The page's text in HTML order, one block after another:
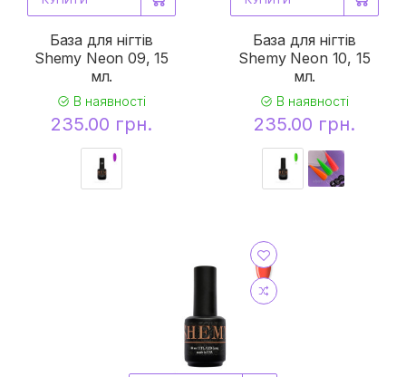
База для нігтів
Shemy Neon 09, 15
мл.
В наявності
235.00 грн.
База для нігтів
Shemy Neon 10, 15
мл.
В наявності
235.00 грн.